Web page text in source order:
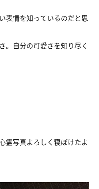
表情を知っているのだと思
。自分の可愛さを知り尽く
霊写真よろしく寝ぼけたよ